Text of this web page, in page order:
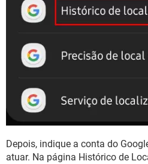
Depois, indique a conta do
atuar. Na página Histórico de